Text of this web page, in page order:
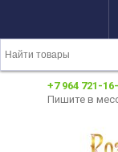
+7 964 721-
Пишите в